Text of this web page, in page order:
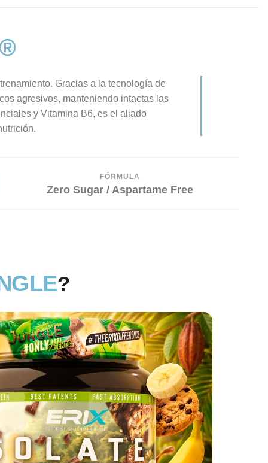
Gracias a la tecnología de
agresivos, manteniendo intactas las
y Vitamina B6, es el aliado
FÓRMULA
Zero Sugar / Aspartame Free
?